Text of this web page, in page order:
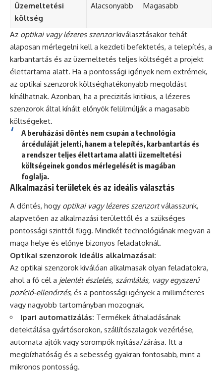
Üzemeltetési
költség
Alacsonyabb Magasabb
Az optikai vagy lézeres szenzorkiválasztásakor tehát
alaposan mérlegelni kell a kezdeti befektetés, a telepítés, a
karbantartás és az üzemeltetés teljes költségét a projekt
élettartama alatt. Ha a pontossági igények nem extrémek,
az optikai szenzorok költséghatékonyabb megoldást
kínálhatnak. Azonban, ha a precizitás kritikus, a lézeres
szenzorok által kínált előnyök felülmúlják a magasabb
költségeket.
A beruházási döntés nem csupán a technológia
árcéduláját jelenti, hanem a telepítés, karbantartás és
a rendszer teljes élettartama alatti üzemeltetési
költségeinek gondos mérlegelését is magában
foglalja.
Alkalmazási területek és az ideális választás
A döntés, hogy optikai vagy lézeres szenzortválasszunk,
alapvetően az alkalmazási területtől és a szükséges
pontossági szinttől függ. Mindkét technológiának megvan a
maga helye és előnye bizonyos feladatoknál.
Optikai szenzorok ideális alkalmazásai:
Az optikai szenzorok kiválóan alkalmasak olyan feladatokra,
ahol a fő cél a jelenlét észlelés, számlálás, vagy egyszerű
pozíció-ellenőrzés, és a pontossági igények a milliméteres
vagy nagyobb tartományban mozognak.
Ipari automatizálás: Termékek áthaladásának
detektálása gyártósorokon, szállítószalagok vezérlése,
automata ajtók vagy sorompók nyitása/zárása. Itt a
megbízhatóság és a sebesség gyakran fontosabb, mint a
mikronos pontosság.